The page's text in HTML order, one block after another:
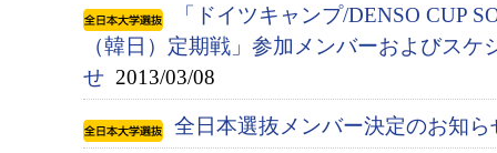
「ドイツキャンプ/DENSO CUP
（韓日）定期戦」参加メンバーおよびスケ
せ 2013/03/08
全日本選抜メンバー決定のお知ら